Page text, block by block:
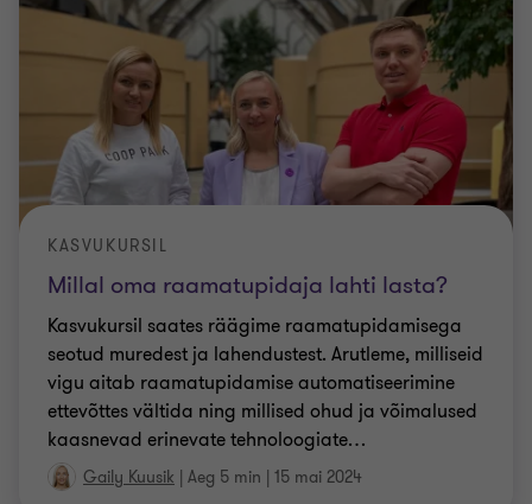
Millal oma raamatupidaja lahti lasta?
KASVUKURSIL
Kasvukursil saates räägime raamatupidamisega
seotud muredest ja lahendustest. Arutleme, milliseid
vigu aitab raamatupidamise automatiseerimine
ettevõttes vältida ning millised ohud ja võimalused
kaasnevad erinevate tehnoloogiate…
Gaily Kuusik | Aeg 5 min | 15 mai 2024